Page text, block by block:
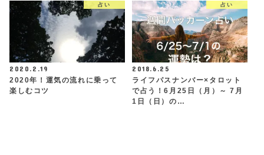
占い
2020.2.19
2020年！運気の流れに乗って
楽しむコツ
占い
2018.6.25
ライフパスナンバー×タロット
で占う！6月25日（月）～ 7月
1日（日）の…